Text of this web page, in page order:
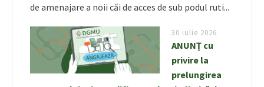
de amenajare a noii căi de acces de sub podul ruti...
30 iulie 2026
ANUNȚ cu
privire la
prelungirea